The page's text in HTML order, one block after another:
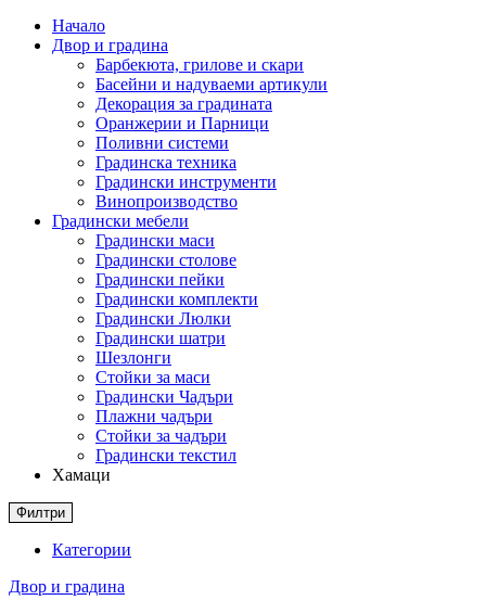
Начало
Двор и градина
Барбекюта, грилове и скари
Басейни и надуваеми артикули
Декорация за градината
Оранжерии и Парници
Поливни системи
Градинска техника
Градински инструменти
Винопроизводство
Градински мебели
Градински маси
Градински столове
Градински пейки
Градински комплекти
Градински Люлки
Градински шатри
Шезлонги
Стойки за маси
Градински Чадъри
Плажни чадъри
Стойки за чадъри
Градински текстил
Хамаци
Филтри
Категории
Двор и градина